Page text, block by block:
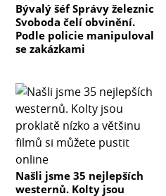
Bývalý šéf Správy železnic
Svoboda čelí obvinění.
Podle policie manipuloval
se zakázkami
Našli jsme 35 nejlepších
westernů. Kolty jsou